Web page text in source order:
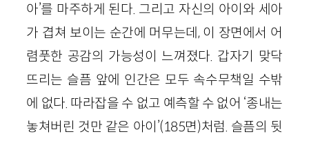
아’를 마주하게 된다. 그리고 자신의 아이와 세아
가 겹쳐 보이는 순간에 머무는데, 이 장면에서 어
렴풋한 공감의 가능성이 느껴졌다. 갑자기 맞닥
뜨리는 슬픔 앞에 인간은 모두 속수무책일 수밖
에 없다. 따라잡을 수 없고 예측할 수 없어 ‘종내는
놓쳐버린 것만 같은 아이’(185면)처럼. 슬픔의 뒷